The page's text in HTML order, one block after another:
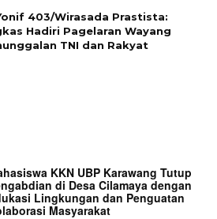
403/Wirasada Prastista:
Hadiri Pagelaran Wayang
TNI dan Rakyat
KKN UBP Karawang Tutup
di Desa Cilamaya dengan
Lingkungan dan Penguatan
Masyarakat